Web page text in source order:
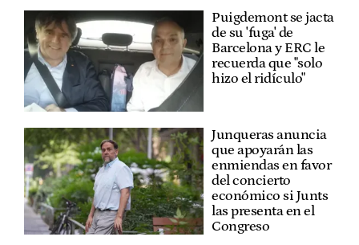
Puigdemont se jacta
de su 'fuga' de
Barcelona y ERC le
recuerda que "solo
hizo el ridículo"
Junqueras anuncia
que apoyarán las
enmiendas en favor
del concierto
económico si Junts
las presenta en el
Congreso